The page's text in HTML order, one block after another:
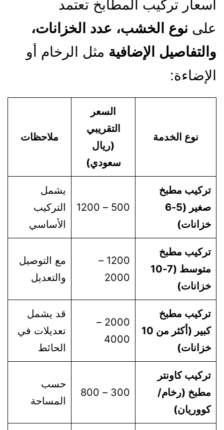
تركيب المطابخ تعتمد
نوع الخشب، عدد الخزانات،
الإضافيةمثل الرخام أو
نوع الخدمة
السعر
التقريبي
(ريال
سعودي)
ملاحظات
تركيب مطبخ
صغير (5-6
خزانات)
500 – 1200
يشمل
التركيب
الأساسي
تركيب مطبخ
متوسط (7-10
خزانات)
1200 –
2000
مع التوصيل
والتعديل
تركيب مطبخ
كبير (أكثر من 10
خزانات)
2000 –
4000
قد يشمل
تعديلات في
الحائط
تركيب كاونتر
مطبخ (رخام/
كووريان)
300 – 800
حسب
المساحة